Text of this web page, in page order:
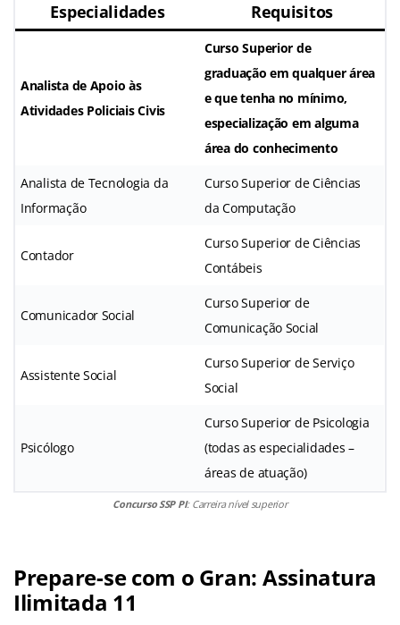
Especialidades Requisitos
Analista de Apoio às
Atividades Policiais Civis
Curso Superior de
graduação em qualquer área
e que tenha no mínimo,
especialização em alguma
área do conhecimento
Analista de Tecnologia da
Informação
Curso Superior de Ciências
da Computação
Contador
Curso Superior de Ciências
Contábeis
Comunicador Social
Curso Superior de
Comunicação Social
Assistente Social
Curso Superior de Serviço
Social
Psicólogo
Curso Superior de Psicologia
(todas as especialidades –
áreas de atuação)
Concurso SSP PI: Carreira nível superior
Prepare-se com o Gran: Assinatura
Ilimitada 11